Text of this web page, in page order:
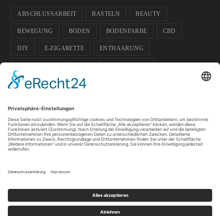
ABSCHLUSSARBEIT BASTELN BEAUTY
BEWEGUNG BODEN BODENFARBE CBD
DIY E-ZIGARETTE ENTHAARUNG
FUSSBODENFARBE
HAUSTIERE HOCHZEIT ISOKINETIK
KOSMETIK LICHT PFLANZEN SOMMER
SPORT